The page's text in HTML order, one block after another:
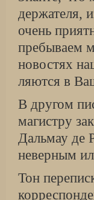
держателя,
очень
пребываем
новостях
ляются в
В другом
магистру
Дальмау де
неверным
Тон